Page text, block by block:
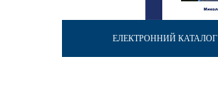
ЕЛЕКТРОННИЙ КАТАЛОГ